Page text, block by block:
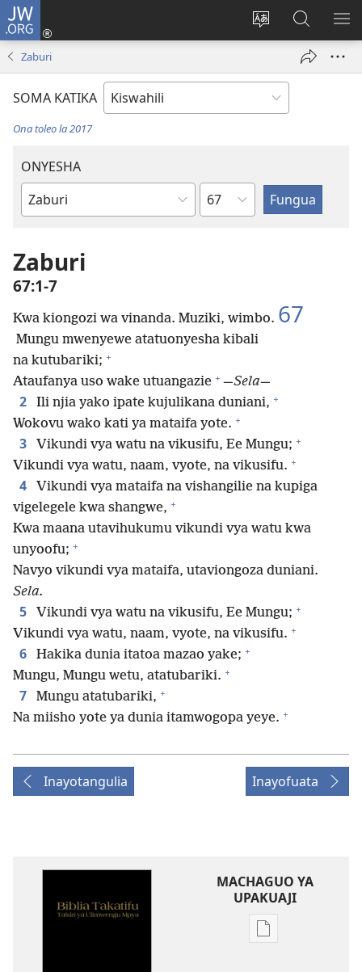
JW.ORG
Badili
tovuti
Ingia
(opens
Tafuta
Katika
JW.ORG
Zaburi
SOMA KATIKA
Ona toleo la 2017
ONYESHA
Kitabu
Biblia
Sura
Zaburi
67:1-7
Kwa kiongozi wa vinanda. Muziki, wimbo. 67
Mungu mwenyewe atatuonyesha kibali
na kutubariki; +
Ataufanya uso wake utuangazie + —Sela—
2 Ili njia yako ipate kujulikana duniani, +
Wokovu wako kati ya mataifa yote. +
3 Vikundi vya watu na vikusifu, Ee Mungu; +
Vikundi vya watu, naam, vyote, na vikusifu. +
4
Vikundi vya mataifa na vishangilie na kupiga
vigelegele kwa shangwe, +
Kwa maana utavihukumu vikundi vya watu kwa
unyoofu; +
Navyo vikundi vya mataifa, utaviongoza duniani.
Sela.
5 Vikundi vya watu na vikusifu, Ee Mungu; +
Vikundi vya watu, naam, vyote, na vikusifu. +
6 Hakika dunia itatoa mazao yake; +
Mungu, Mungu wetu, atatubariki. +
7 Mungu atatubariki, +
Na miisho yote ya dunia itamwogopa yeye. +
Inayotangulia Inayofuata
MACHAGUO YA
UPAKUAJI
Mbinu